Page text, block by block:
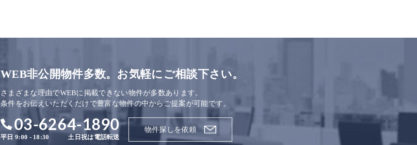
WEB非公開物件多数。お気軽にご相談下さい。
さまざまな理由でWEBに掲載できない物件が多数あります。
条件をお伝えいただくだけで豊富な物件の中からご提案が可能です。
03-6264-1890
平日 9:00 - 18:30 土日祝は電話転送
物件探しを依頼